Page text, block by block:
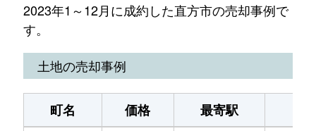
2023年1～12月に成約した直方市の売却事例で
す。
土地の売却事例
町名 価格 最寄駅